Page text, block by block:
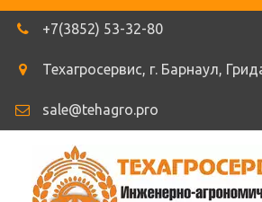
+7(3852) 53-32-80
Техагросервис, г. Барнаул,
sale@tehagro.pro